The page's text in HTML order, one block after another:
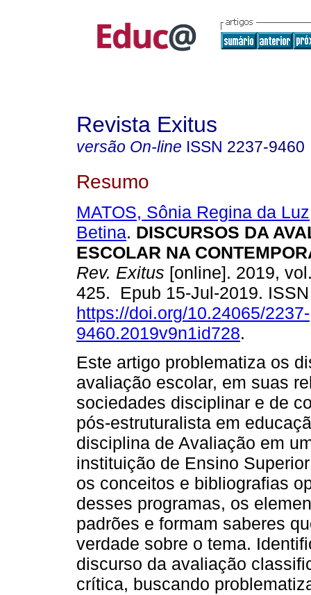
Revista Exitus
versão On-line ISSN 2237-9460
Resumo
MATOS, Sônia Regina da Luz
Betina. DISCURSOS DA
ESCOLAR NA
Rev. Exitus [online]. 2019,
425. Epub 15-Jul-2019.
https://doi.org/10.24065/2237-
9460.2019v9n1id728.
Este artigo problematiza os
avaliação escolar, em suas
sociedades disciplinar e de
pós-estruturalista em
disciplina de Avaliação em
instituição de Ensino
os conceitos e bibliografias
desses programas, os
padrões e formam saberes
verdade sobre o tema.
discurso da avaliação
crítica, buscando